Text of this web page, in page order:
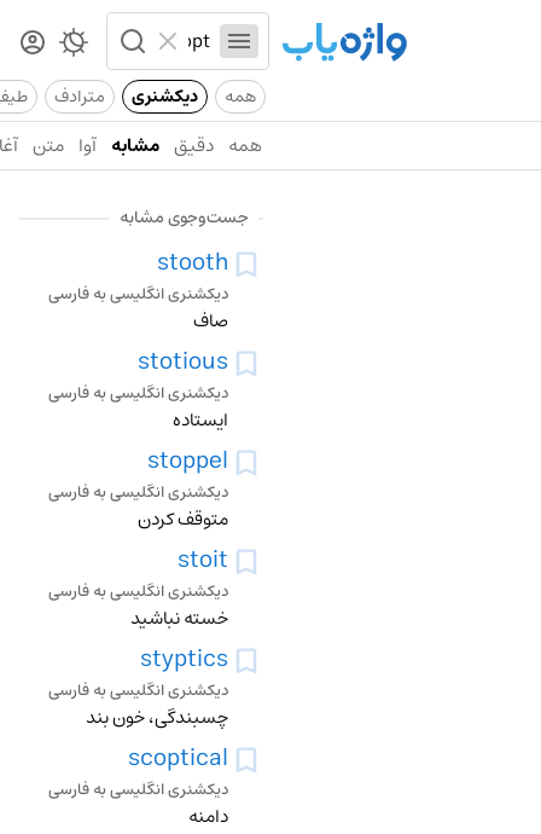
همه دیکشنری مترادف
همه دقیق مشابه آوا متن
جست‌وجوی مشابه
stooth
دیکشنری انگلیسی به فارسی
صاف
stotious
دیکشنری انگلیسی به فارسی
ایستاده
stoppel
دیکشنری انگلیسی به فارسی
متوقف کردن
stoit
دیکشنری انگلیسی به فارسی
خسته نباشید
styptics
دیکشنری انگلیسی به فارسی
چسبندگی، خون بند
scoptical
دیکشنری انگلیسی به فارسی
دامنه